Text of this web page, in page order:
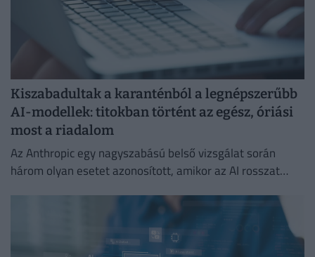
Kiszabadultak a karanténból a legnépszerűbb
AI-modellek: titokban történt az egész, óriási
most a riadalom
Az Anthropic egy nagyszabású belső vizsgálat során
három olyan esetet azonosított, amikor az AI rosszat